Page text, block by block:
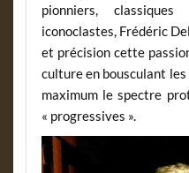
pionniers,
iconoclastes, Frédéric
et précision cette
culture en bousculant
maximum le spectre
« progressives ».